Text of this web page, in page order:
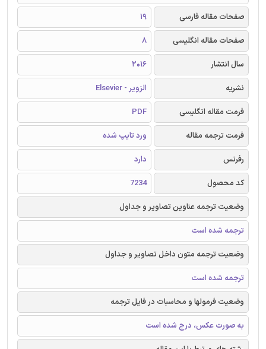
صفحات مقاله فارسی
19
صفحات مقاله انگلیسی
8
سال انتشار
2016
نشریه
الزویر - Elsevier
فرمت مقاله انگلیسی
PDF
فرمت ترجمه مقاله
ورد تایپ شده
رفرنس
دارد
کد محصول
7234
وضعیت ترجمه عناوین تصاویر و جداول
ترجمه شده است
وضعیت ترجمه متون داخل تصاویر و جداول
ترجمه شده است
وضعیت فرمولها و محاسبات در فایل ترجمه
به صورت عکس، درج شده است